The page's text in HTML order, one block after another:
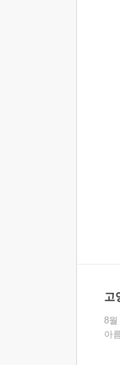
고
8월
아